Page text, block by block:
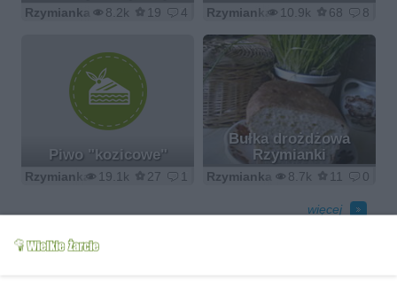
8.2k 19 4
Rzymianka 10.9k 68 8
Rzymianka
Piwo "kozicowe"
19.1k 27 1
Rzymianka
Bułka drożdżowa
Rzymianki
8.7k 11 0
Rzymianka
więcej